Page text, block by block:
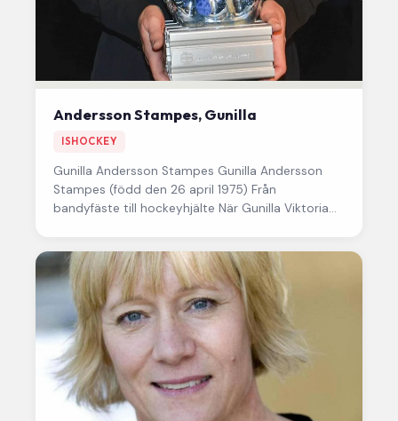
Andersson Stampes, Gunilla
ISHOCKEY
Gunilla Andersson Stampes Gunilla Andersson
Stampes (född den 26 april 1975) Från
bandyfäste till hockeyhjälte När Gunilla Viktoria